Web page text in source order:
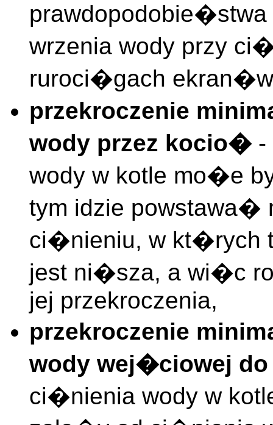
prawdopodobie�stwa
wrzenia wody przy
ruroci�gach
przekroczenie
wody przez kocio�-
wody w kotle mo�e
tym idzie
ci�nieniu, w kt�rych
jest ni�sza, a wi�c
jej przekroczenia,
przekroczenie
wody wej�ciowej
ci�nienia wody w